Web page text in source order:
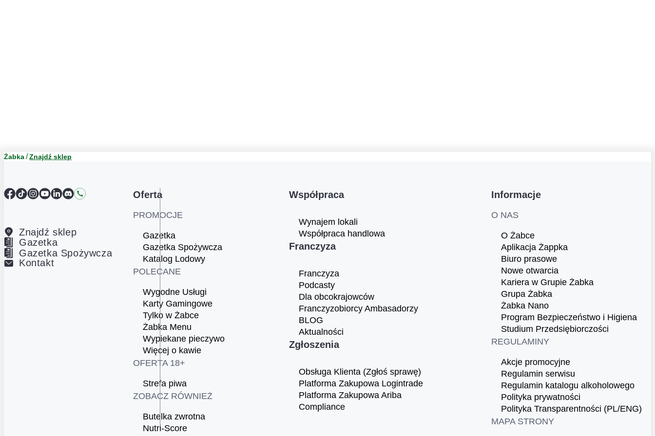
Żabka Znajdź sklep
Facebook
TikTokInstagram
YouTube
LinkedIn
DiscordKontakt
Znajdź sklep
Gazetka
Gazetka Spożywcza
Kontakt
Oferta
PROMOCJE
Gazetka
Gazetka Spożywcza
Katalog Lodowy
POLECANE
Wygodne Usługi
Karty Gamingowe
Tylko w Żabce
Żabka Menu
Wypiekane pieczywo
Więcej o kawie
OFERTA 18+
Strefa piwa
ZOBACZ RÓWNIEŻ
Butelka zwrotna
Nutri-Score
Współpraca
Wynajem lokali
Współpraca handlowa
Franczyza
Franczyza
Podcasty
Dla obcokrajowców
Franczyzobiorcy Ambasadorzy
BLOG
Aktualności
Zgłoszenia
Obsługa Klienta (Zgłoś sprawę)
Platforma Zakupowa Logintrade
Platforma Zakupowa Ariba
Compliance
Informacje
O NAS
O Żabce
Aplikacja Żappka
Biuro prasowe
Nowe otwarcia
Kariera w Grupie Żabka
Grupa Żabka
Żabka Nano
Program Bezpieczeństwo i Higiena
Studium Przedsiębiorczości
REGULAMINY
Akcje promocyjne
Regulamin serwisu
Regulamin katalogu alkoholowego
Polityka prywatności
Polityka Transparentności (PL/ENG)
MAPA STRONY